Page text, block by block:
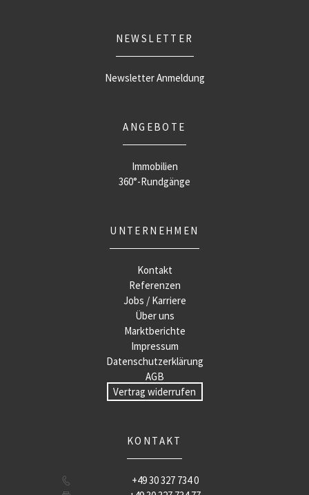
NEWSLETTER
Newsletter Anmeldung
ANGEBOTE
Immobilien
360°-Rundgänge
UNTERNEHMEN
Kontakt
Referenzen
Jobs / Karriere
Über uns
Marktberichte
Impressum
Datenschutzerklärung
AGB
Vertrag widerrufen
KONTAKT
+49 30 327 734 0